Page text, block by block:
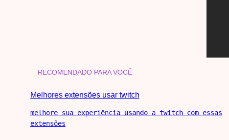
RECOMENDADO PARA VOCÊ
Melhores extensões usar twitch
melhore sua experiência usando a twitch com essas
extensões